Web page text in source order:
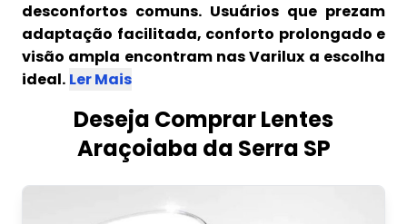
desconfortos comuns. Usuários que prezam
adaptação facilitada, conforto prolongado e
visão ampla encontram nas Varilux a escolha
ideal. Ler Mais
Deseja Comprar Lentes
Araçoiaba da Serra SP